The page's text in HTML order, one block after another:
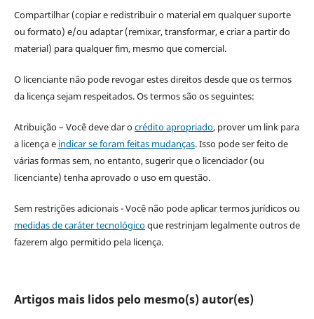
Compartilhar (copiar e redistribuir o material em qualquer suporte
ou formato) e/ou adaptar (remixar, transformar, e criar a partir do
material) para qualquer fim, mesmo que comercial.
O licenciante não pode revogar estes direitos desde que os termos
da licença sejam respeitados. Os termos são os seguintes:
Atribuição – Você deve dar ocrédito apropriado, prover um link para
a licença e indicar se foram feitas mudanças. Isso pode ser feito de
várias formas sem, no entanto, sugerir que o licenciador (ou
licenciante) tenha aprovado o uso em questão.
Sem restrições adicionais - Você não pode aplicar termos jurídicos ou
medidas de caráter tecnológicoque restrinjam legalmente outros de
fazerem algo permitido pela licença.
Artigos mais lidos pelo mesmo(s) autor(es)